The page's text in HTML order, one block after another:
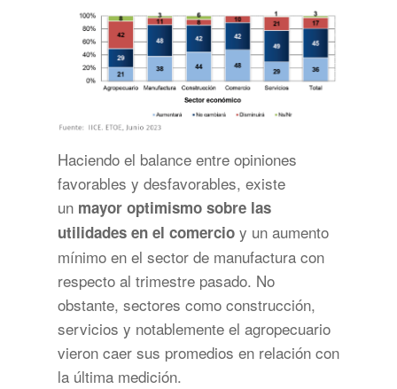
Haciendo el balance entre opiniones
favorables y desfavorables, existe
un mayor optimismo sobre las
utilidades en el comercio y un aumento
mínimo en el sector de manufactura con
respecto al trimestre pasado. No
obstante, sectores como construcción,
servicios y notablemente el agropecuario
vieron caer sus promedios en relación con
la última medición.